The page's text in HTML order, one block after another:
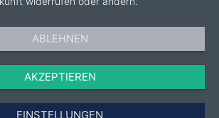
ABLEHNEN
AKZEPTIEREN
EINSTELLUNGEN